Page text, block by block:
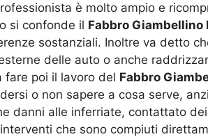
è molto ampio e
si confonde il Fabbro Giambellino
sostanziali. Inoltre va detto
delle auto o anche
fare poi il lavoro del Fabbro
o non sapere a cosa serve,
danni alle inferriate, contattato
che sono compiuti